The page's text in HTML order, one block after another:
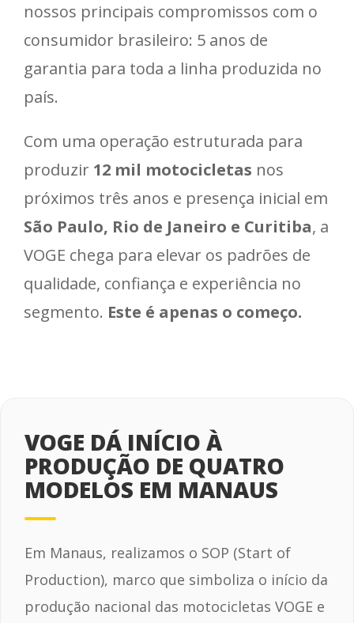
nossos principais compromissos com o
consumidor brasileiro: 5 anos de
garantia para toda a linha produzida no
país.
Com uma operação estruturada para
produzir 12 mil motocicletas nos
próximos três anos e presença inicial em
São Paulo, Rio de Janeiro e Curitiba, a
VOGE chega para elevar os padrões de
qualidade, confiança e experiência no
segmento. Este é apenas o começo.
VOGE DÁ INÍCIO À
PRODUÇÃO DE QUATRO
MODELOS EM MANAUS
Em Manaus, realizamos o SOP (Start of
Production), marco que simboliza o início da
produção nacional das motocicletas VOGE e